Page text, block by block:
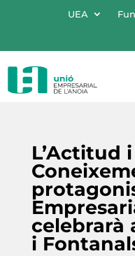
UEA
L’Actitud
celebrarà
i